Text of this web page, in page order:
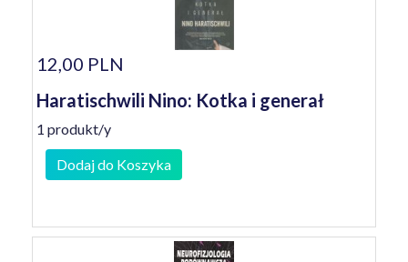
12,00 PLN
Haratischwili Nino: Kotka i generał
1 produkt/y
Dodaj do Koszyka